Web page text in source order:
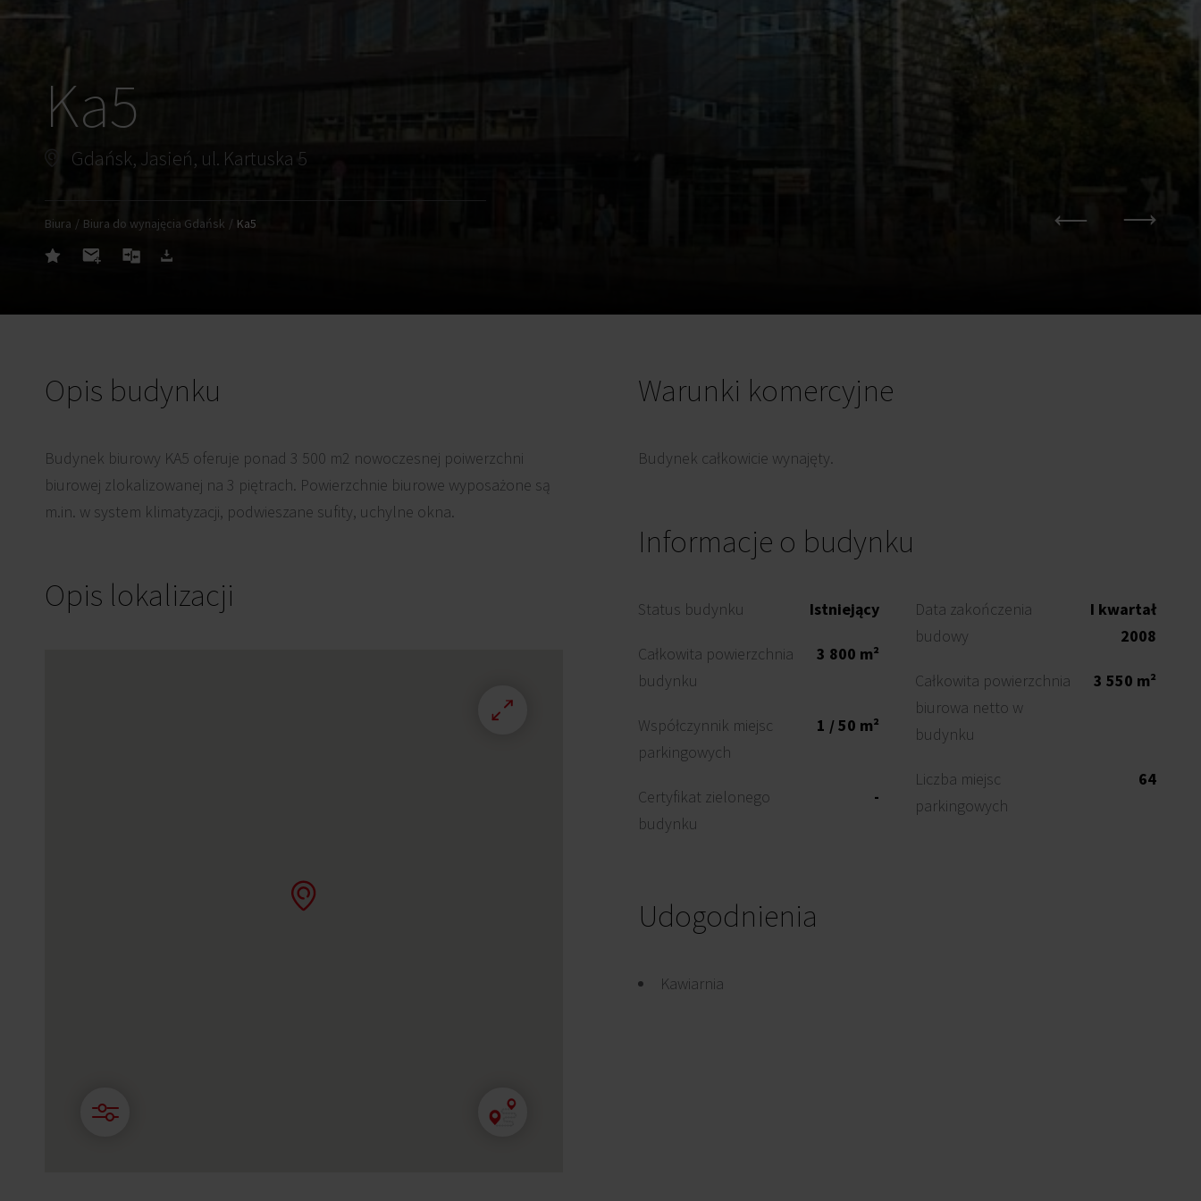
Ka5
Gdańsk, Jasień, ul. Kartuska 5
Biura Biura do wynajęcia Gdańsk Ka5
Opis budynku
Budynek biurowy KA5 oferuje ponad 3 500 m2 nowoczesnej poiwerzchni
biurowej zlokalizowanej na 3 piętrach. Powierzchnie biurowe wyposażone są
m.in. w system klimatyzacji, podwieszane sufity, uchylne okna.
Opis lokalizacji
Warunki komercyjne
Budynek całkowicie wynajęty.
Informacje o budynku
Status budynku Istniejący
Całkowita powierzchnia
budynku
3 800 m²
Współczynnik miejsc
parkingowych
1 / 50 m²
Certyfikat zielonego
budynku
-
Data zakończenia
budowy
I kwartał
2008
Całkowita powierzchnia
biurowa netto w
budynku
3 550 m²
Liczba miejsc
parkingowych
64
Udogodnienia
Kawiarnia